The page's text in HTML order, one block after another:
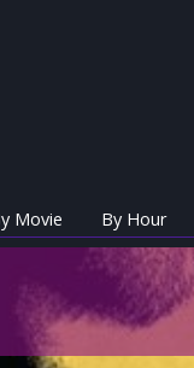
Movie By Hour